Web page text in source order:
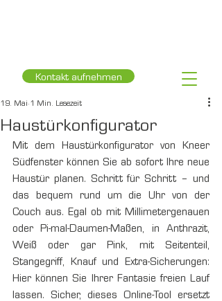
Kontakt aufnehmen
Haustürkonfigurator
19. Mai 1 Min. Lesezeit
Mit dem Haustürkonfigurator von Kneer
Südfenster können Sie ab sofort Ihre neue
Haustür planen. Schritt für Schritt – und
das bequem rund um die Uhr von der
Couch aus. Egal ob mit Millimetergenauen
oder Pi-mal-Daumen-Maßen, in Anthrazit,
Weiß oder gar Pink, mit Seitenteil,
Stangegriff, Knauf und Extra-Sicherungen:
Hier können Sie Ihrer Fantasie freien Lauf
lassen. Sicher, dieses Online-Tool ersetzt